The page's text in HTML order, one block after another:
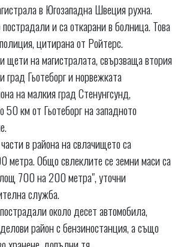
в Югозападна Швеция рухна.
и са откарани в болница. Това
цитирана от Ройтерс.
щети на магистралата, свързваща втория
град Гьотеборг и норвежката
на малкия град Стенунгсунд,
50 км от Гьотеборг на западното
в района на свлачището са
метра. Общо свлеклите се земни маси са
700 на 200 метра", уточни
служба.
около десет автомобила,
район с бензиностанция, а също